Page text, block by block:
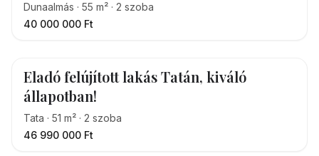
Dunaalmás · 55 m² · 2 szoba
40 000 000 Ft
Eladó felújított lakás Tatán, kiváló
állapotban!
Tata · 51 m² · 2 szoba
46 990 000 Ft